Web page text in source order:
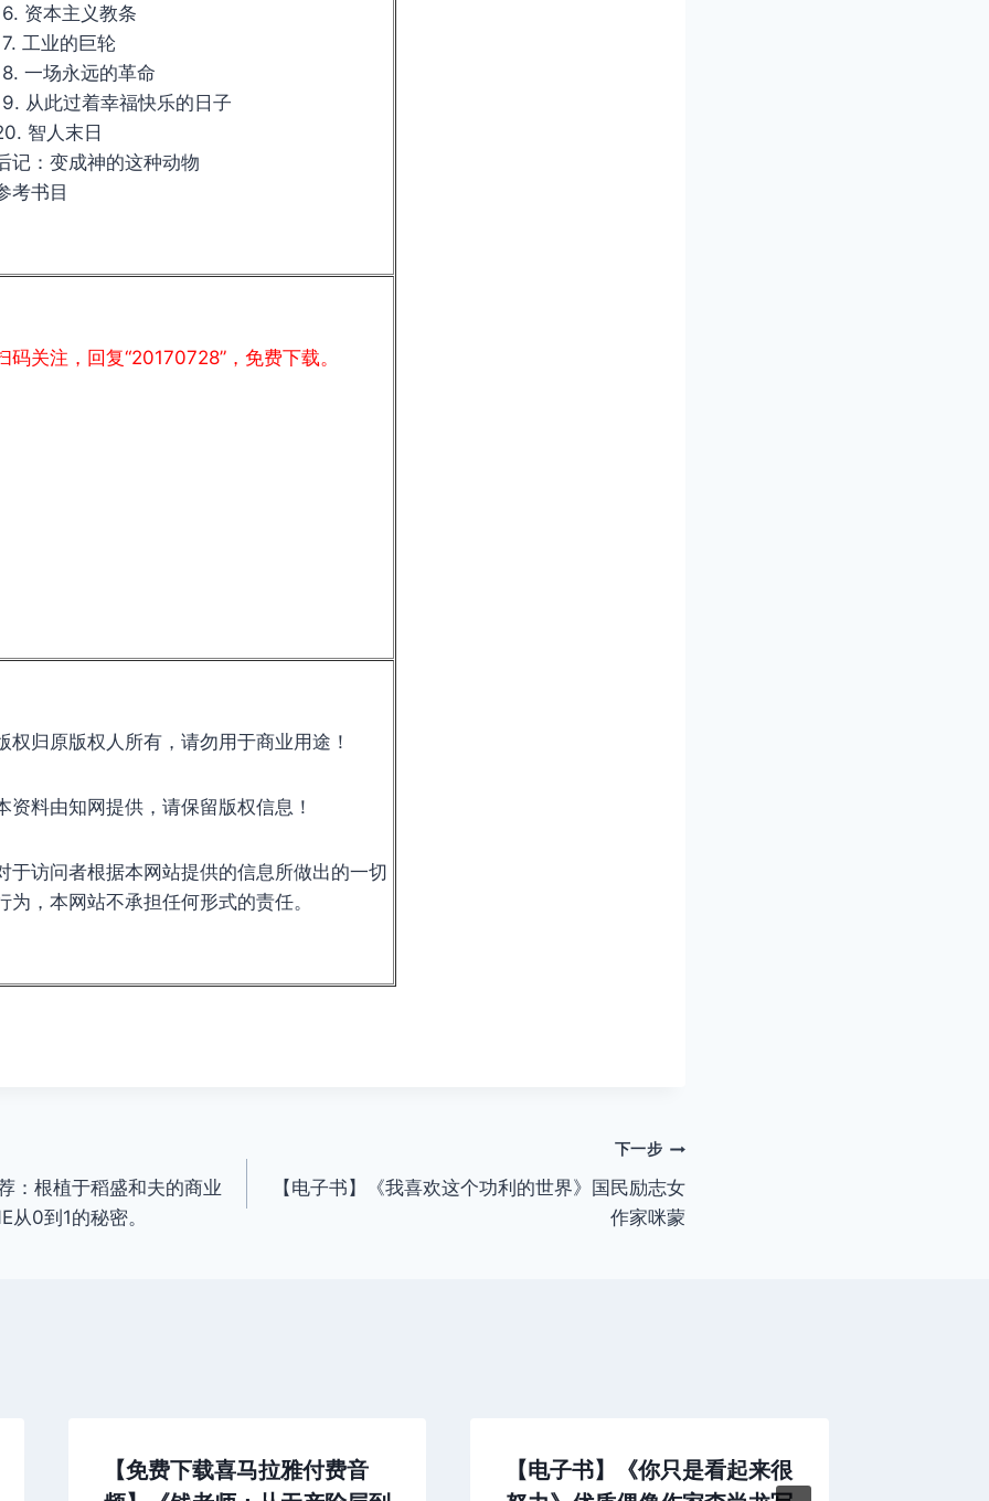
资本主义教条
工业的巨轮
一场永远的革命
从此过着幸福快乐的日子
智人末日
记：变成神的这种动物
考书目
码关注，回复“20170728”，免费下载。
权归原版权人所有，请勿用于商业用途！
资料由知网提供，请保留版权信息！
于访问者根据本网站提供的信息所做出的一切
为，本网站不承担任何形式的责任。
：根植于稻盛和夫的商业
从0到1的秘密。
下一步
【电子书】《我喜欢这个功利的世界》国民励志女
作家咪蒙
【免费下载喜马拉雅付费音
【电子书】《你只是看起来很